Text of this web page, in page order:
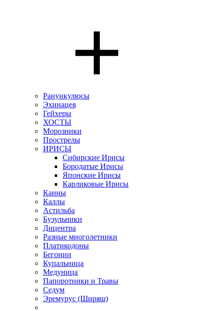
Ранункулюсы
Эхинацея
Гейхеры
ХОСТЫ
Морозники
Прострелы
ИРИСЫ
Сибирские Ирисы
Бородатые Ирисы
Японские Ирисы
Карликовые Ирисы
Канны
Каллы
Астильба
Бузульники
Дицентра
Разные многолетники
Платикодоны
Бегонии
Купальница
Медуница
Папоротники и Травы
Седум
Эремурус (Ширяш)